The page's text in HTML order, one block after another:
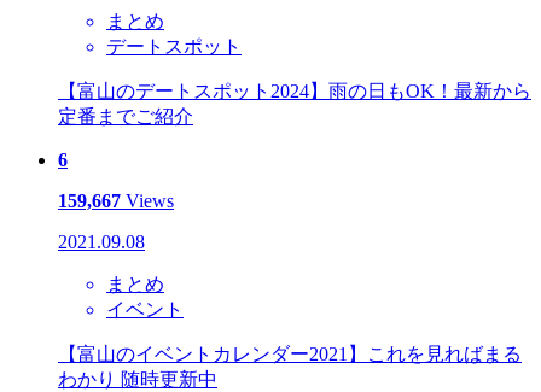
まとめ
デートスポット
【富山のデートスポット2024】雨の日もOK！最新から
定番までご紹介
6
159,667 Views
2021.09.08
まとめ
イベント
【富山のイベントカレンダー2021】これを見ればまる
わかり 随時更新中